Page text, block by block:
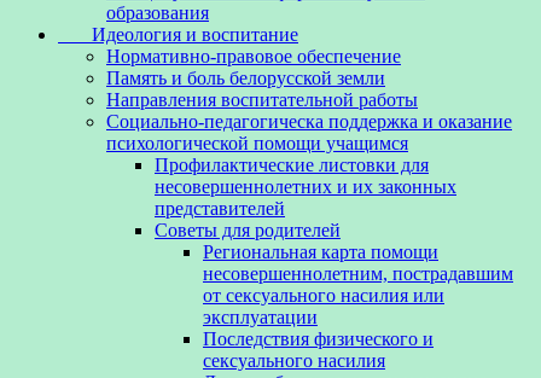
образования
Идеология и воспитание
Нормативно-правовое обеспечение
Память и боль белорусской земли
Направления воспитательной работы
Социально-педагогическа поддержка и оказание
психологической помощи учащимся
Профилактические листовки для
несовершеннолетних и их законных
представителей
Советы для родителей
Региональная карта помощи
несовершеннолетним, пострадавшим
от сексуального насилия или
эксплуатации
Последствия физического и
сексуального насилия